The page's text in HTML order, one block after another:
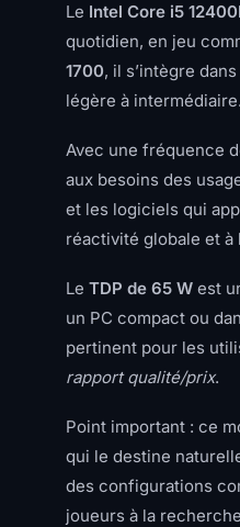
Le Intel Core i5
quotidien, en jeu
1700, il s’intègre
légère à intermédiaire.
Avec une fréquence
aux besoins des
et les logiciels qui
réactivité globale et
Le TDP de 65 W est
un PC compact ou
pertinent pour les
rapport qualité/prix.
Point important : ce
qui le destine
des configurations
joueurs à la